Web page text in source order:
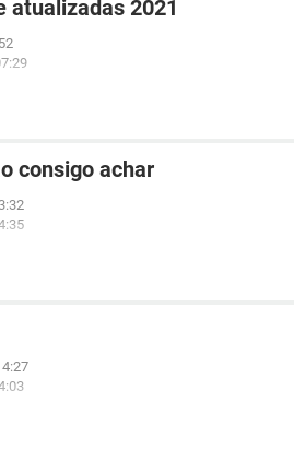
atualizadas 2021
consigo achar